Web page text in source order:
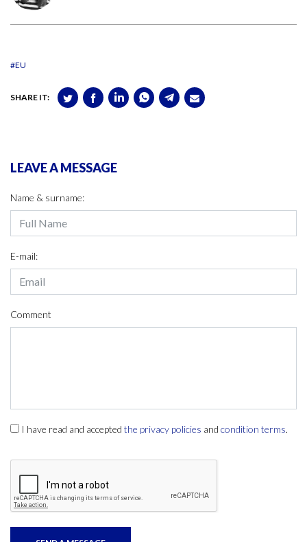
#EU
SHARE IT:
LEAVE A MESSAGE
Name & surname:
E-mail:
Comment
I have read and accepted the privacy policies and condition terms.